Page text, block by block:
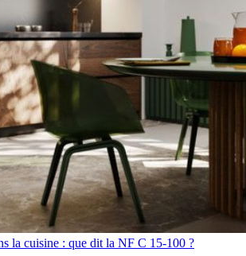
la cuisine : que dit la NF C 15-100 ?